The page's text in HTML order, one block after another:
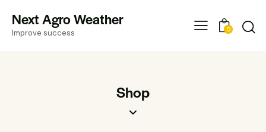
Next Agro Weather
Improve success 0
Shop